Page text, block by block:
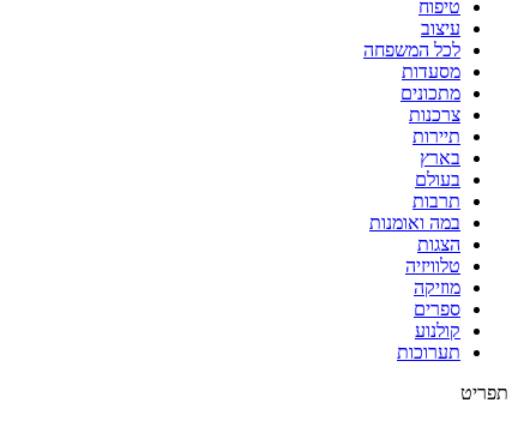
טיפוח
עיצוב
לכל המשפחה
מסעדות
מתכונים
צרכנות
תיירות
בארץ
בעולם
תרבות
במה ואומנות
הצגות
טלוויזיה
מוזיקה
ספרים
קולנוע
תערוכות
תפריט